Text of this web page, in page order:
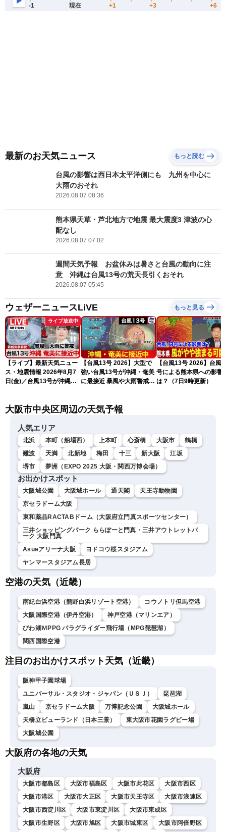
最新のお天気ニュース もっと読む
台風の影響は西日本太平洋側にも 九州を中心に
大雨のおそれ
2026.08.07 08:36
熊本県天草・芦北地方で地震 最大震度3 津波の心
配なし
2026.08.07 07:02
週間天気予報 お盆休みは暑さと台風の動向に注
意 沖縄は台風13号の荒天長引くおそれ
2026.08.07 05:45
ウェザーニュースLiVE もっと見る
ライブ放送中
【ライブ】最新天気ニュー
ス・地震情報 2026年8月7
日(金)／台風13号が沖縄・
ュースLiVEコーヒータイ
【台風13号 2026】大型で
強い台風13号が沖縄・奄美
に最接近 暴風や大雨警戒
【台風13号 2026】台風
号による熊本県への影響
は？（7日9時更新）
大阪市中央区周辺の天気予報
人気エリア
北浜 本町（船場西） 上本町 心斎橋 大阪市
鶴橋
難波
天満 北新地 梅田 十三 新大阪
江坂
堺市
夢洲（EXPO 2025 大阪・関西万博会場）
お出かけスポット
大阪城公園 大阪城ホール 通天閣
天王寺動物園
京セラドーム大阪
東和薬品RACTABドーム（大阪府立門真スポーツセンター）
三井ショッピングパーク ららぽーと門真・三井アウトレットパ
ーク 大阪門真
Asueアリーナ大阪
ヨドコウ桜スタジアム
ヤンマースタジアム長居
空港の天気（近畿）
南紀白浜空港（熊野白浜リゾート空港）
コウノトリ但馬空港
大阪国際空港（伊丹空港）
神戸空港（マリンエア）
びわ湖ＭPPG パラグライダー飛行場（MPG琵琶湖）
関西国際空港
注目のお出かけスポット天気（近畿）
阪神甲子園球場
ユニバーサル・スタジオ・ジャパン（ＵＳＪ）
琵琶湖
嵐山
京セラドーム大阪 万博記念公園
大阪城ホール
天橋立ビューランド（日本三景）
東大阪市花園ラグビー場
大阪城公園
大阪府の各地の天気
大阪府
大阪市都島区 大阪市福島区 大阪市此花区
大阪市西区
大阪市港区
大阪市大正区 大阪市天王寺区
大阪市浪速区
大阪市西淀川区
大阪市東淀川区
大阪市東成区
大阪市生野区
大阪市旭区 大阪市城東区 大阪市阿倍野区